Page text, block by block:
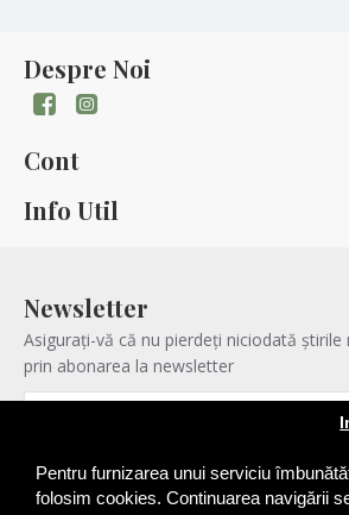
Pentru furnizarea unui serviciu
folosim cookies. Continuarea navigării
Despre Noi
Cont
Info Util
Newsletter
Asigurați-vă că nu pierdeți niciodată
prin abonarea la newsletter
Am citit şi sunt de acord cu Politica de